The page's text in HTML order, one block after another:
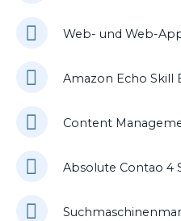
Web- und Web-
Amazon Echo Skill
Content
Absolute Contao 4